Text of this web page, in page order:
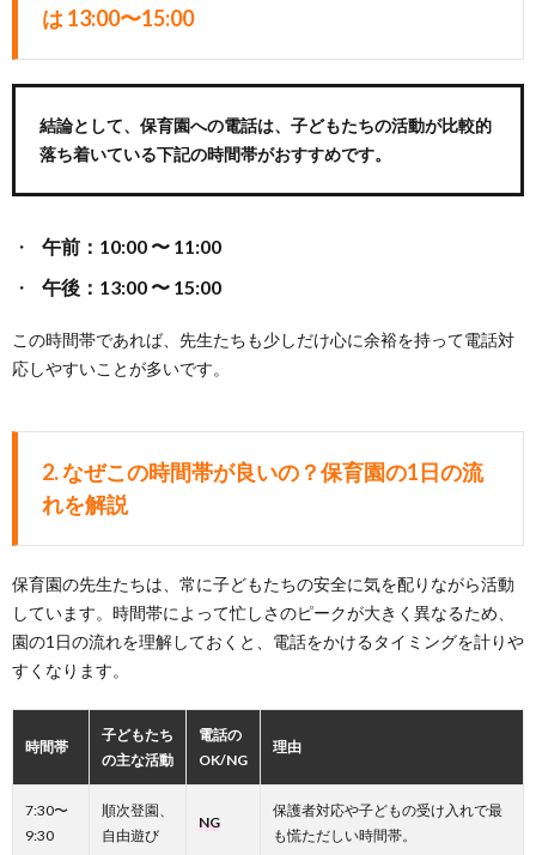
は 13:00〜15:00
結論として、 保育園への電話は、子どもたちの活動が比較的
落ち着いている下記の時間帯がおすすめです。
午前：10:00 〜 11:00
午後：13:00 〜 15:00
この時間帯であれば、先生たちも少しだけ心に余裕を持って電話対
応しやすいことが多いです。
2.なぜこの時間帯が良いの？保育園の1日の流
れを解説
保育園の先生たちは、常に子どもたちの安全に気を配りながら活動
しています。時間帯によって忙しさのピークが大きく異なるため、
園の1日の流れを理解しておくと、電話をかけるタイミングを計りや
すくなります。
時間帯
子どもたち
の主な活動
電話の
OK/NG
理由
7:30〜
9:30
順次登園、
自由遊び
NG
保護者対応や子どもの受け入れで最
も慌ただしい時間帯。